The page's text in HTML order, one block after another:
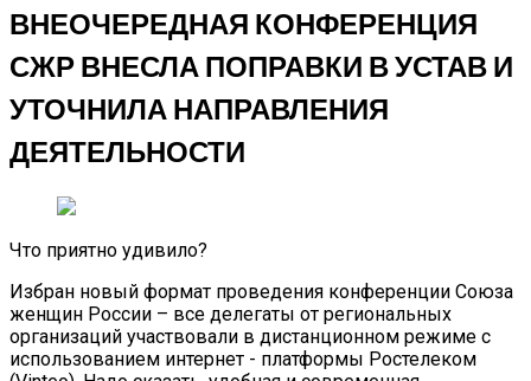
ВНЕОЧЕРЕДНАЯ КОНФЕРЕНЦИЯ
СЖР ВНЕСЛА ПОПРАВКИ В УСТАВ И
УТОЧНИЛА НАПРАВЛЕНИЯ
ДЕЯТЕЛЬНОСТИ
Что приятно удивило?
Избран новый формат проведения конференции Союза
женщин России – все делегаты от региональных
организаций участвовали в дистанционном режиме с
использованием интернет - платформы Ростелеком